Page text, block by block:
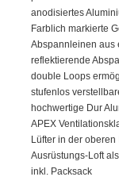
anodisiertes
Farblich markierte
Abspannleinen aus
reflektierende
double Loops
stufenlos
hochwertige Dur
APEX
Lüfter in der
Ausrüstungs-Loft
inkl. Packsack